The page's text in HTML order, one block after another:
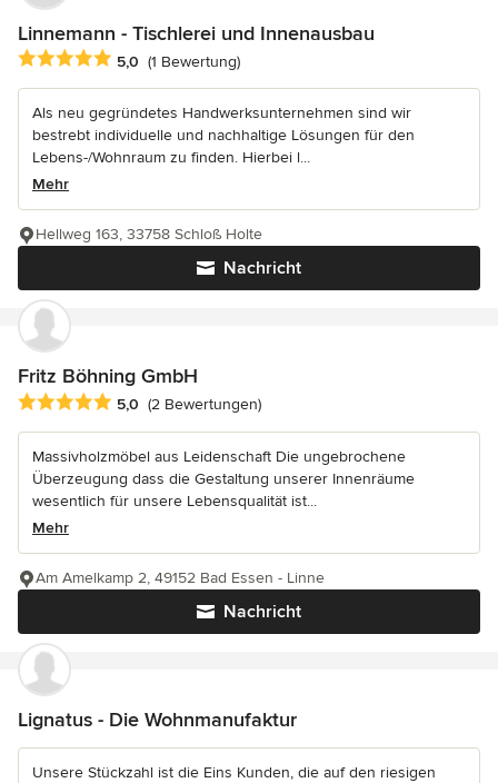
Linnemann - Tischlerei und Innenausbau
Durchschnittliche Bewertung: 5 von 5 Sternen
5,0 (1 Bewertung)
Als neu gegründetes Handwerksunternehmen sind wir
bestrebt individuelle und nachhaltige Lösungen für den
Lebens-/Wohnraum zu finden. Hierbei l...
Mehr
Nachricht
Hellweg 163, 33758 Schloß Holte
Fritz Böhning GmbH
Durchschnittliche Bewertung: 5 von 5 Sternen
5,0 (2 Bewertungen)
Massivholzmöbel aus Leidenschaft Die ungebrochene
Überzeugung dass die Gestaltung unserer Innenräume
wesentlich für unsere Lebensqualität ist...
Mehr
Nachricht
Am Amelkamp 2, 49152 Bad Essen - Linne
Lignatus - Die Wohnmanufaktur
Unsere Stückzahl ist die Eins Kunden, die auf den riesigen